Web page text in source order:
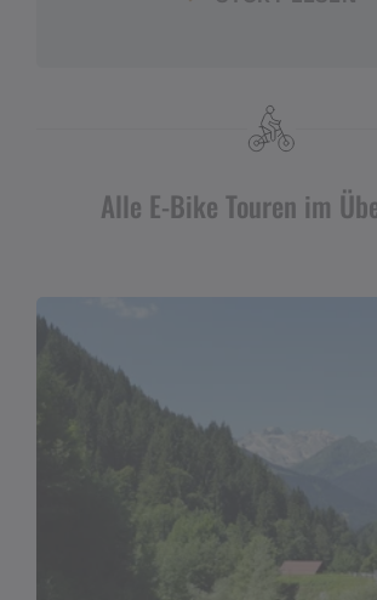
Alle E-Bike Touren im